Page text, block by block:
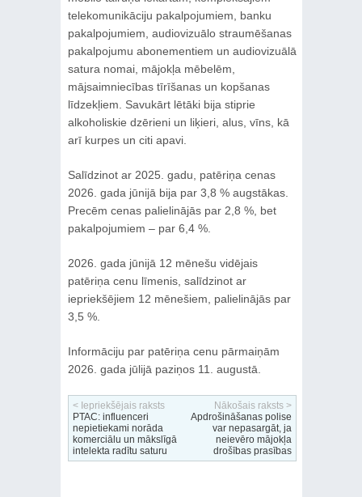
telekomunikāciju pakalpojumiem, banku
pakalpojumiem, audiovizuālo straumēšanas
pakalpojumu abonementiem un audiovizuālā
satura nomai, mājokļa mēbelēm,
mājsaimniecības tīrīšanas un kopšanas
līdzekļiem. Savukārt lētāki bija stiprie
alkoholiskie dzērieni un liķieri, alus, vīns, kā
arī kurpes un citi apavi.
Salīdzinot ar 2025. gadu, patēriņa cenas
2026. gada jūnijā bija par 3,8 % augstākas.
Precēm cenas palielinājās par 2,8 %, bet
pakalpojumiem – par 6,4 %.
2026. gada jūnijā 12 mēnešu vidējais
patēriņa cenu līmenis, salīdzinot ar
iepriekšējiem 12 mēnešiem, palielinājās par
3,5 %.
Informāciju par patēriņa cenu pārmaiņām
2026. gada jūlijā paziņos 11. augustā.
< Iepriekšējais raksts
PTAC: influenceri
nepietiekami norāda
komerciālu un mākslīgā
intelekta radītu saturu
Nākošais raksts >
Apdrošināšanas polise
var nepasargāt, ja
neievēro mājokļa
drošības prasības